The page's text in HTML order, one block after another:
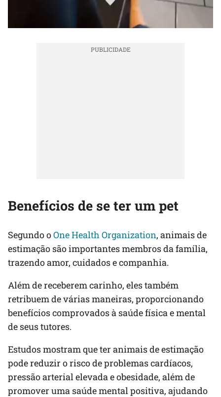
Benefícios de se ter um pet
Segundo oOne Health Organization, animais de
estimação são importantes membros da família,
trazendo amor, cuidados e companhia.
Além de receberem carinho, eles também
retribuem de várias maneiras, proporcionando
benefícios comprovados à saúde física e mental
de seus tutores.
Estudos mostram que ter animais de estimação
pode reduzir o risco de problemas cardíacos,
pressão arterial elevada e obesidade, além de
promover uma saúde mental positiva, ajudando